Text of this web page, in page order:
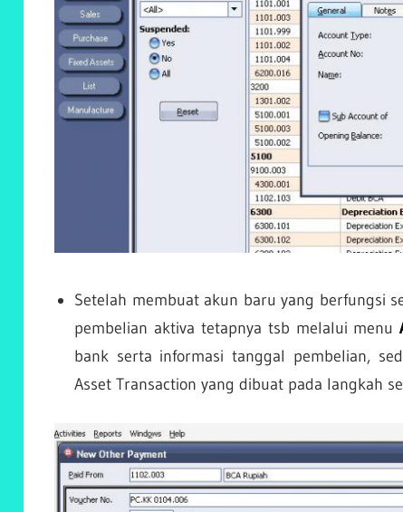
Setelah membuat akun baru yang berfungsi
pembelian aktiva tetapnya tsb melalui menu
bank serta informasi tanggal pembelian,
Asset Transaction yang dibuat pada langkah